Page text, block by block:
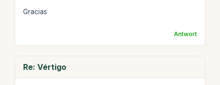
Gracias
Antwort
Re: Vértigo